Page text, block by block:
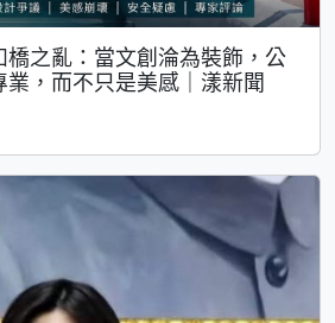
橋之亂：當文創淪為裝飾，公
，而不只是美感｜漾新聞